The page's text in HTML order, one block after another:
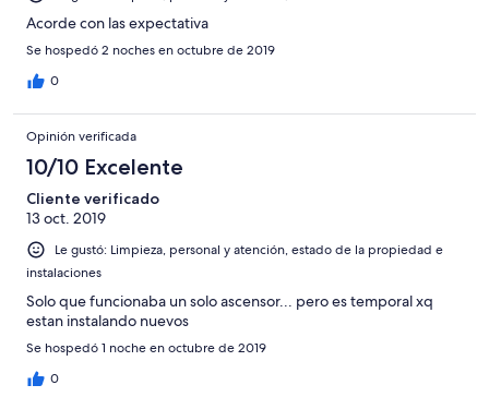
Acorde con las expectativa
Se hospedó 2 noches en octubre de 2019
0
Opinión verificada
10/10 Excelente
Cliente verificado
13 oct. 2019
Le gustó: Limpieza, personal y atención, estado de la propiedad e
instalaciones
Solo que funcionaba un solo ascensor... pero es temporal xq
estan instalando nuevos
Se hospedó 1 noche en octubre de 2019
0